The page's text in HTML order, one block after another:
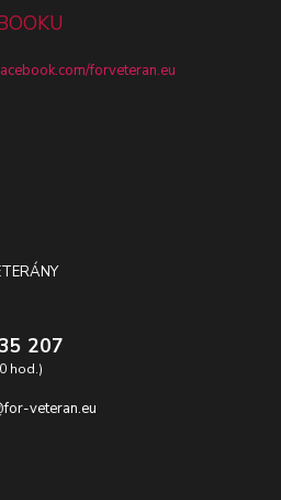
207
hod.)
veteran.eu